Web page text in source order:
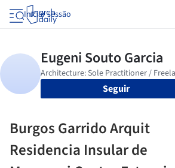
Iniciar sessão
Seguir
Burgos Garrido Arquit
Residencia Insular de